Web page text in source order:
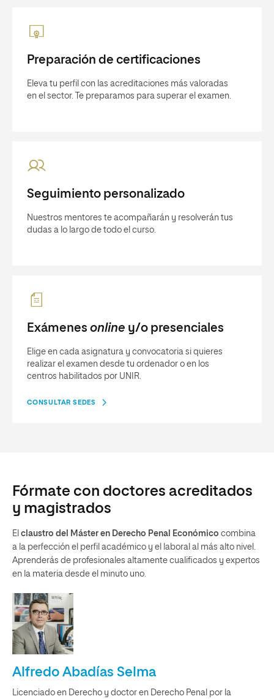
Preparación de certificaciones
Eleva tu perfil con las acreditaciones más valoradas
en el sector. Te preparamos para superar el examen.
Seguimiento personalizado
Nuestros mentores te acompañarán y resolverán tus
dudas a lo largo de todo el curso.
Exámenes online y/o presenciales
Elige en cada asignatura y convocatoria si quieres
realizar el examen desde tu ordenador o en los
centros habilitados por UNIR.
CONSULTAR SEDES
Fórmate con doctores acreditados
y magistrados
El claustro del Máster en Derecho Penal Económico combina
a la perfección el perfil académico y el laboral al más alto nivel.
Aprenderás de profesionales altamente cualificados y expertos
en la materia desde el minuto uno.
Alfredo Abadías Selma
Licenciado en Derecho y doctor en Derecho Penal por la